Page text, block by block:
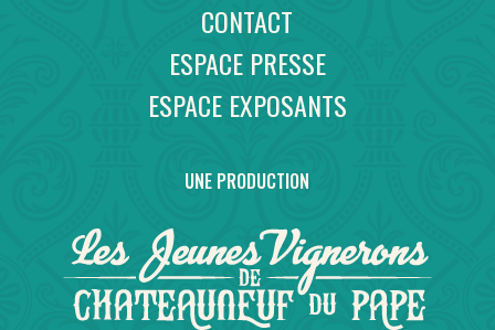
CONTACT
ESPACE PRESSE
ESPACE EXPOSANTS
UNE PRODUCTION